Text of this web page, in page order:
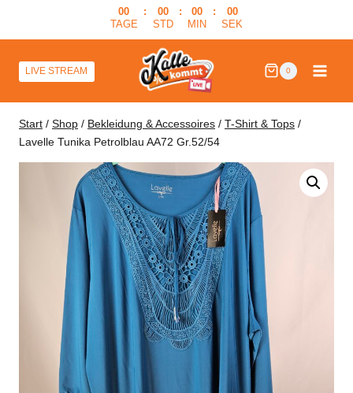
00
TAGE
:
00
STD
:
00
MIN
:
00
SEK
LIVE STREAM 0
Start / Shop / Bekleidung & Accessoires / T-Shirt & Tops /
Lavelle Tunika Petrolblau AA72 Gr.52/54